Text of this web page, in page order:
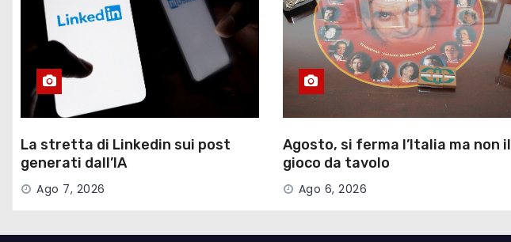
La stretta di Linkedin sui post
generati dall’IA
Ago 7, 2026
Agosto, si ferma l’Italia ma non il
gioco da tavolo
Ago 6, 2026